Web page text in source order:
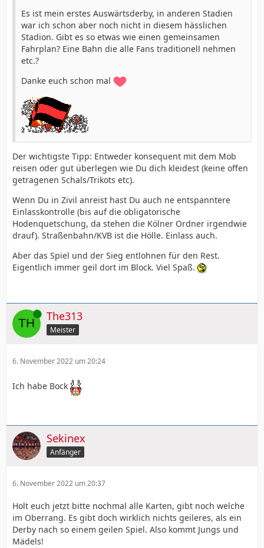
Es ist mein erstes Auswärtsderby, in anderen Stadien
war ich schon aber noch nicht in diesem hässlichen
Stadion. Gibt es so etwas wie einen gemeinsamen
Fahrplan? Eine Bahn die alle Fans traditionell nehmen
etc.?
Danke euch schon mal
Der wichtigste Tipp: Entweder konsequent mit dem Mob
reisen oder gut überlegen wie Du dich kleidest (keine offen
getragenen Schals/Trikots etc).
Wenn Du in Zivil anreist hast Du auch ne entspanntere
Einlasskontrolle (bis auf die obligatorische
Hodenquetschung, da stehen die Kölner Ordner irgendwie
drauf). Straßenbahn/KVB ist die Hölle. Einlass auch.
Aber das Spiel und der Sieg entlohnen für den Rest.
Eigentlich immer geil dort im Block. Viel Spaß.
Online The313
Meister
6. November 2022 um 20:24
Ich habe Bock
Sekinex
Anfänger
6. November 2022 um 20:37
Holt euch jetzt bitte nochmal alle Karten, gibt noch welche
im Oberrang. Es gibt doch wirklich nichts geileres, als ein
Derby nach so einem geilen Spiel. Also kommt Jungs und
Mädels!